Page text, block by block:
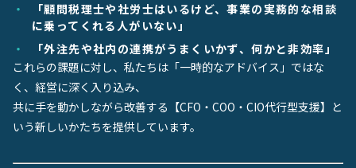
「顧問税理士や社労士はいるけど、事業の実務的な相談
に乗ってくれる人がいない」
「外注先や社内の連携がうまくいかず、何かと非効率」
これらの課題に対し、私たちは「一時的なアドバイス」ではな
く、経営に深く入り込み、
共に手を動かしながら改善する【CFO・COO・CIO代行型支援】と
いう新しいかたちを提供しています。